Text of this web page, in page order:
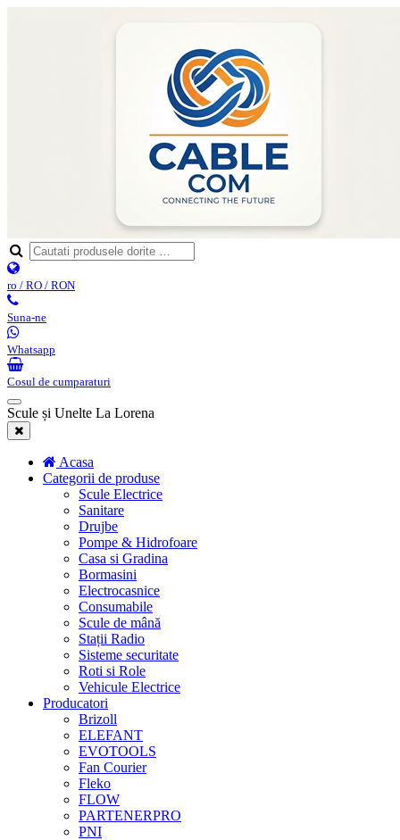
ro / RO / RON
Suna-ne
Whatsapp
Cosul de cumparaturi
Scule și Unelte La Lorena
Acasa
Categorii de produse
Scule Electrice
Sanitare
Drujbe
Pompe & Hidrofoare
Casa si Gradina
Bormasini
Electrocasnice
Consumabile
Scule de mână
Stații Radio
Sisteme securitate
Roti si Role
Vehicule Electrice
Producatori
Brizoll
ELEFANT
EVOTOOLS
Fan Courier
Fleko
FLOW
PARTENERPRO
PNI